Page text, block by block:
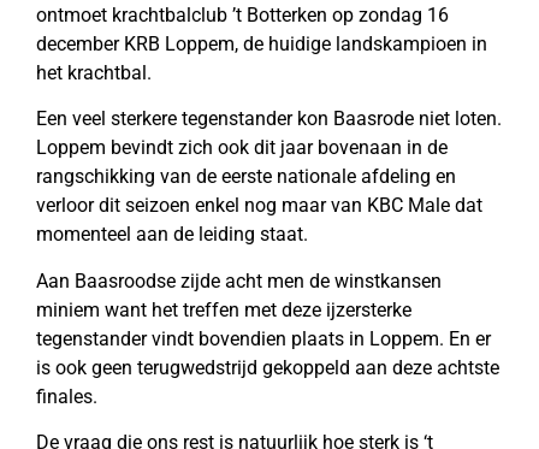
ontmoet krachtbalclub ’t Botterken op zondag 16
december KRB Loppem, de huidige landskampioen in
het krachtbal.
Een veel sterkere tegenstander kon Baasrode niet loten.
Loppem bevindt zich ook dit jaar bovenaan in de
rangschikking van de eerste nationale afdeling en
verloor dit seizoen enkel nog maar van KBC Male dat
momenteel aan de leiding staat.
Aan Baasroodse zijde acht men de winstkansen
miniem want het treffen met deze ijzersterke
tegenstander vindt bovendien plaats in Loppem. En er
is ook geen terugwedstrijd gekoppeld aan deze achtste
finales.
De vraag die ons rest is natuurlijk hoe sterk is ‘t